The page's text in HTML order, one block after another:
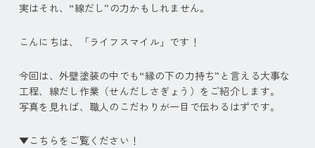
実はそれ、“線だし”の力かもしれません。
こんにちは、「ライフスマイル」です！
今回は、外壁塗装の中でも“縁の下の力持ち”と言える大事な
工程、線だし作業（せんだしさぎょう）をご紹介します。
写真を見れば、職人のこだわりが一目で伝わるはずです。
▼こちらをご覧ください！